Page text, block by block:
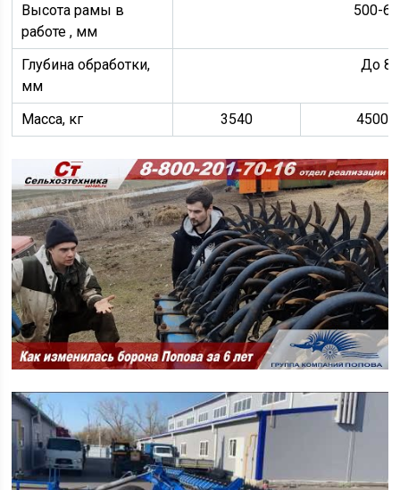
Высота рамы в
работе , мм
500-
Глубина обработки,
мм
До 80
Масса, кг 3540 4500